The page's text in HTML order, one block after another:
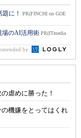
に！
PR(FINCHI on GOE
場のAI活用術 PR(ITmedia
by
虐めに勝った！
機嫌をとってはくれ